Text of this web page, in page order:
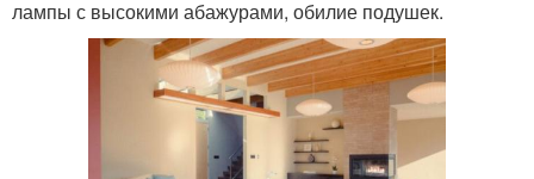
лампы с высокими абажурами, обилие подушек.